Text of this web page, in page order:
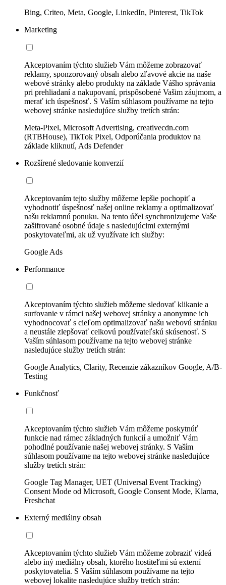
Bing, Criteo, Meta, Google, LinkedIn, Pinterest, TikTok
Marketing
Akceptovaním týchto služieb Vám môžeme zobrazovať
reklamy, sponzorovaný obsah alebo zľavové akcie na naše
webové stránky alebo produkty na základe Vášho správania
pri prehliadaní a nakupovaní, prispôsobené Vašim záujmom, a
merať ich úspešnosť. S Vaším súhlasom používame na tejto
webovej stránke nasledujúce služby tretích strán:
Meta-Pixel, Microsoft Advertising, creativecdn.com
(RTBHouse), TikTok Pixel, Odporúčania produktov na
základe kliknutí, Ads Defender
Rozšírené sledovanie konverzií
Akceptovaním tejto služby môžeme lepšie pochopiť a
vyhodnotiť úspešnosť našej online reklamy a optimalizovať
našu reklamnú ponuku. Na tento účel synchronizujeme Vaše
zašifrované osobné údaje s nasledujúcimi externými
poskytovateľmi, ak už využívate ich služby:
Google Ads
Performance
Akceptovaním týchto služieb môžeme sledovať klikanie a
surfovanie v rámci našej webovej stránky a anonymne ich
vyhodnocovať s cieľom optimalizovať našu webovú stránku
a neustále zlepšovať celkovú používateľskú skúsenosť. S
Vaším súhlasom používame na tejto webovej stránke
nasledujúce služby tretích strán:
Google Analytics, Clarity, Recenzie zákazníkov Google, A/B-
Testing
Funkčnosť
Akceptovaním týchto služieb Vám môžeme poskytnúť
funkcie nad rámec základných funkcií a umožniť Vám
pohodlné používanie našej webovej stránky. S Vaším
súhlasom používame na tejto webovej stránke nasledujúce
služby tretích strán:
Google Tag Manager, UET (Universal Event Tracking)
Consent Mode od Microsoft, Google Consent Mode, Klarna,
Freshchat
Externý mediálny obsah
Akceptovaním týchto služieb Vám môžeme zobraziť videá
alebo iný mediálny obsah, ktorého hostiteľmi sú externí
poskytovatelia. S Vaším súhlasom používame na tejto
webovej lokalite nasledujúce služby tretích strán: